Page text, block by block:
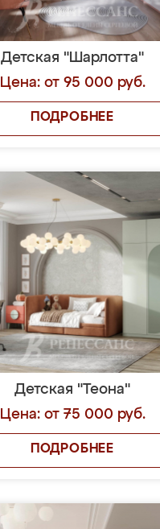
Детская "Шарлотта"
Цена: от 95 000 руб.
ПОДРОБНЕЕ
Детская "Теона"
Цена: от 75 000 руб.
ПОДРОБНЕЕ